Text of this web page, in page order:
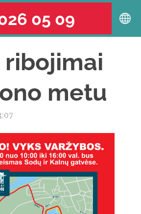
05 09
ribojimai
metu